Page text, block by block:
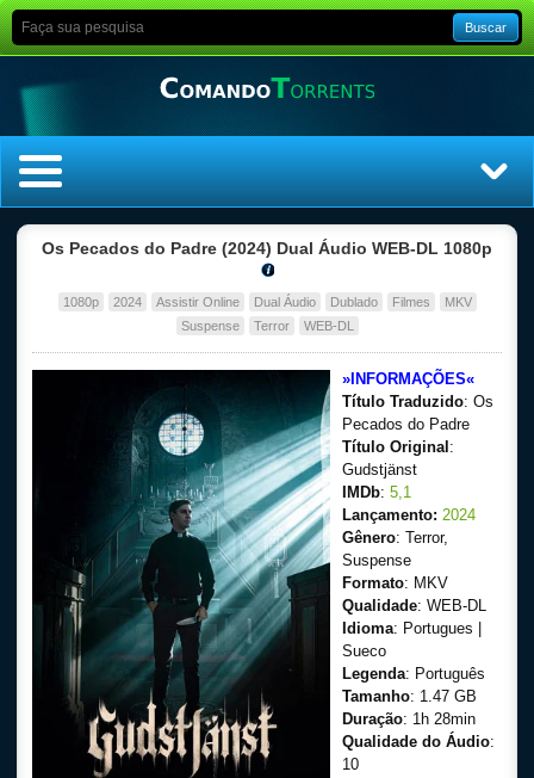
Buscar
Top Filmes
Filmes
Dublado
Legendado
Os Pecados do Padre (2024) Dual Áudio WEB-DL 1080p
1080p 2024 Assistir Online Dual Áudio Dublado Filmes
MKV
Suspense
Terror WEB-DL
»INFORMAÇÕES«
Título Traduzido: Os
Pecados do Padre
Título Original :
Gudstjänst
IMDb: 5,1
Lançamento: 2024
Gênero: Terror,
Suspense
Formato: MKV
Qualidade: WEB-DL
Idioma: Portugues |
Sueco
Legenda: Português
Tamanho: 1.47 GB
Duração: 1h 28min
Qualidade do Áudio:
10